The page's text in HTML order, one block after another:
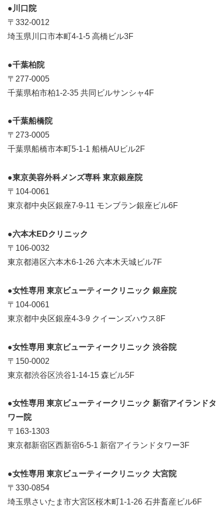
●川口院
〒332-0012
埼玉県川口市本町4-1-5 高橋ビル3F
●千葉柏院
〒277-0005
千葉県柏市柏1-2-35 共同ビルサンシャ4F
●千葉船橋院
〒273-0005
千葉県船橋市本町5-1-1 船橋AUビル2F
●東京美容外科メンズ専科 東京銀座院
〒104-0061
東京都中央区銀座7-9-11 モンブラン銀座ビル6F
●六本木EDクリニック
〒106-0032
東京都港区六本木6-1-26 六本木天城ビル7F
●女性専用 東京ビューティークリニック 銀座院
〒104-0061
東京都中央区銀座4-3-9 クイーンズハウス8F
●女性専用 東京ビューティークリニック 渋谷院
〒150-0002
東京都渋谷区渋谷1-14-15 森ビル5F
●女性専用 東京ビューティークリニック 新宿アイランドタ
ワー院
〒163-1303
東京都新宿区西新宿6-5-1 新宿アイランドタワー3F
●女性専用 東京ビューティークリニック 大宮院
〒330-0854
埼玉県さいたま市大宮区桜木町1-1-26 石井畜産ビル6F